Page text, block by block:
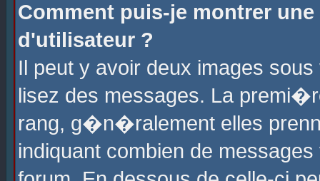
Comment puis-je montrer
d'utilisateur ?
Il peut y avoir deux images
lisez des messages. La
rang, g�n�ralement elles
indiquant combien de